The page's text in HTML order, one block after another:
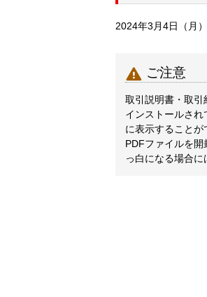
2024年3月4日（月）
 ご注意
取引説明書・取
インストールさ
に表示すること
PDFファイルを
っ白になる場合に